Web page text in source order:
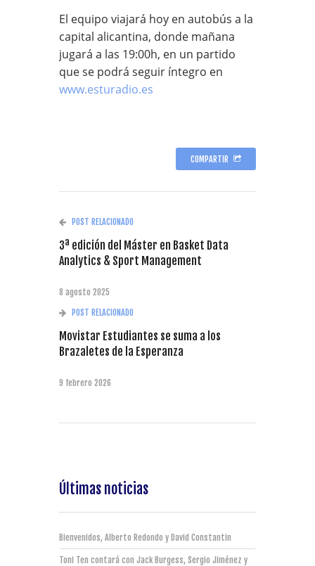
El equipo viajará hoy en autobús a la
capital alicantina, donde mañana
jugará a las 19:00h, en un partido
que se podrá seguir íntegro en
www.esturadio.es
COMPARTIR
POST RELACIONADO
3ª edición del Máster en Basket Data
Analytics & Sport Management
8 agosto 2025
POST RELACIONADO
Movistar Estudiantes se suma a los
Brazaletes de la Esperanza
9 febrero 2026
Últimas noticias
Bienvenidos, Alberto Redondo y David Constantin
Toni Ten contará con Jack Burgess, Sergio Jiménez y